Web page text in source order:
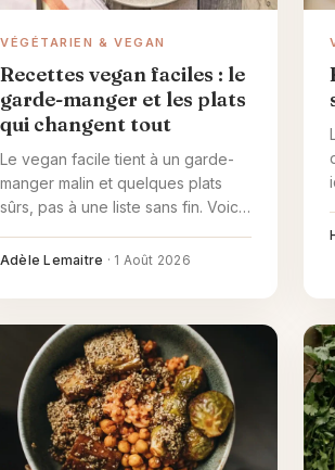
VÉGÉTARIEN & VEGAN
Recettes vegan faciles : le
garde-manger et les plats
qui changent tout
Le vegan facile tient à un garde-
manger malin et quelques plats
sûrs, pas à une liste sans fin. Voici
rapides et les remplacements qui
Adèle Lemaitre · 1 Août 2026